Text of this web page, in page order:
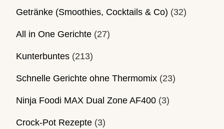
Getränke (Smoothies, Cocktails & Co) (32)
All in One Gerichte (27)
Kunterbuntes (213)
Schnelle Gerichte ohne Thermomix (23)
Ninja Foodi MAX Dual Zone AF400 (3)
Crock-Pot Rezepte (3)